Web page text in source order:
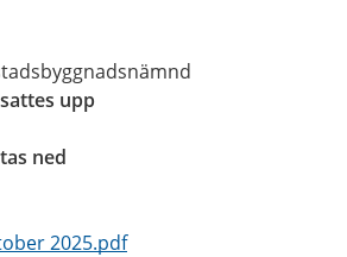
upp
ned
2025.pdf